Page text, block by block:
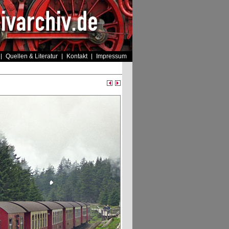
Quellen & Literatur Kontakt Impressum